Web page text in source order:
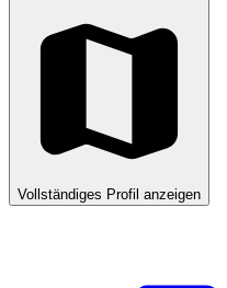
Vollständiges Profil anzeigen